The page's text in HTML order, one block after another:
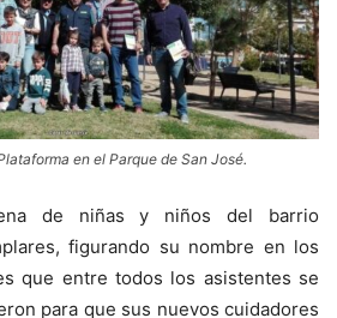
en el Parque de San José.
de niñas y niños del barrio
figurando su nombre en los
que entre todos los asistentes se
para que sus nuevos cuidadores